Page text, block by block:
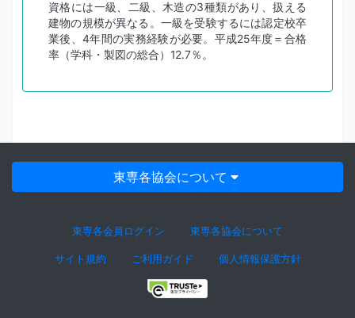
資格には一級、二級、木造の3種類があり、扱える
建物の規模が異なる。一級を受験するには認定校卒
業後、4年間の実務経験が必要。平成25年度＝合格
率（学科・製図の総合）12.7％。
東専各協会について
東専各会員ログイン 東専各協会について
サイト規約 ご利用ガイド 個人情報保護方針